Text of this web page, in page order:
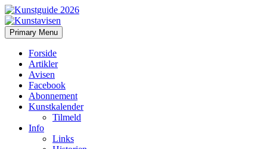
Kunstavisen
Search
Primary Menu Skip
to
Forside
Artikler
Avisen
Facebook
Abonnement
Kunstkalender
Tilmeld
Info
Links